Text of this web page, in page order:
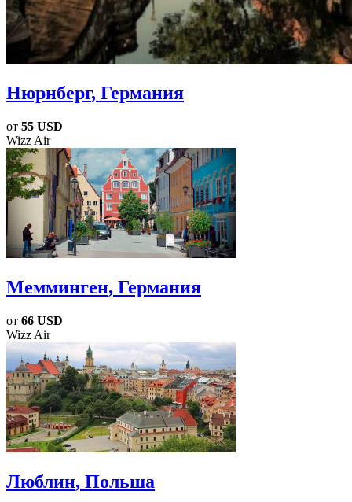
Нюрнберг, Германия
от 55 USD
Wizz Air
Мемминген, Германия
от 66 USD
Wizz Air
Люблин, Польша